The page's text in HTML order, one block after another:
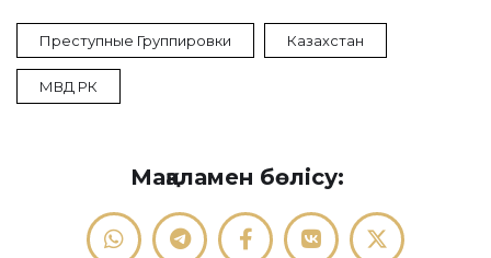
Преступные Группировки Казахстан
МВД РК
Мақаламен бөлісу: